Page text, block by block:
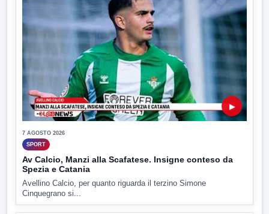
▶
7 AGOSTO 2026
SPORT
Av Calcio, Manzi alla Scafatese. Insigne conteso da
Spezia e Catania
Avellino Calcio, per quanto riguarda il terzino Simone
Cinquegrano si...